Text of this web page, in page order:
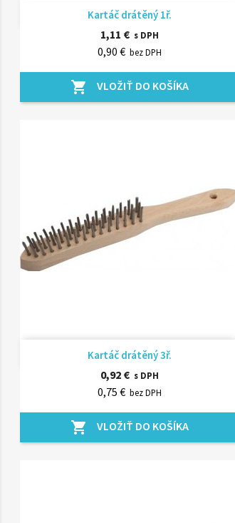
Kartáč drátěný 1ř.
1,11 € s DPH
0,90 € bez DPH
shopping_cart VLOŽIŤ DO KOŠÍKA
Rýchly náhľad
Kartáč drátěný 3ř.
0,92 € s DPH
0,75 € bez DPH
shopping_cart VLOŽIŤ DO KOŠÍKA
Rýchly náhľad